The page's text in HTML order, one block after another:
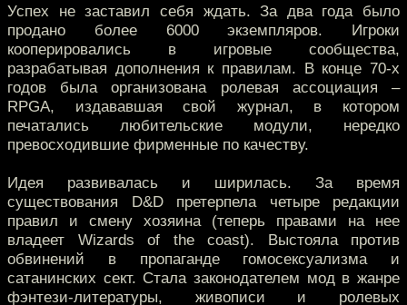
Успех не заставил себя ждать. За два года было
продано более 6000 экземпляров. Игроки
кооперировались в игровые сообщества,
разрабатывая дополнения к правилам. В конце 70-х
годов была организована ролевая ассоциация –
RPGA, издававшая свой журнал, в котором
печатались любительские модули, нередко
превосходившие фирменные по качеству.
Идея развивалась и ширилась. За время
существования D&D претерпела четыре редакции
правил и смену хозяина (теперь правами на нее
владеет Wizards of the coast). Выстояла против
обвинений в пропаганде гомосексуализма и
сатанинских сект. Стала законодателем мод в жанре
фэнтези-литературы, живописи и ролевых